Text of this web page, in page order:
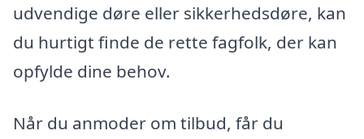
udvendige døre eller sikkerhedsdøre, kan
du hurtigt finde de rette fagfolk, der kan
opfylde dine behov.
Når du anmoder om tilbud, får du